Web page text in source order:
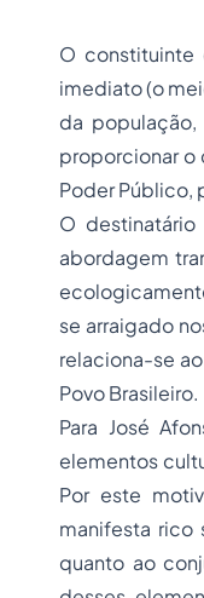
O constituinte
imediato (o
da
proporcionar o
Poder Público,
O
abordagem
se arraigado
relaciona-se
Povo Brasileiro.
Para José
elementos
Por este
manifesta rico
quanto ao